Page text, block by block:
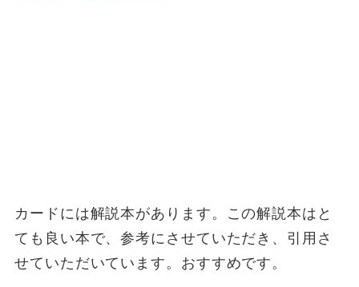
カードには解説本があります。この解説本はと
ても良い本で、参考にさせていただき、引用さ
せていただいています。おすすめです。